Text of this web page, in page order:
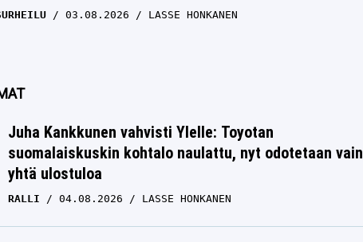
03.08.2026 LASSE HONKANEN
Juha Kankkunen vahvisti Ylelle: Toyotan
suomalaiskuskin kohtalo naulattu, nyt odotetaan vain
yhtä ulostuloa
RALLI 04.08.2026 LASSE HONKANEN